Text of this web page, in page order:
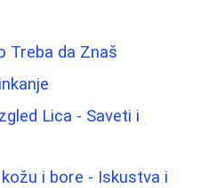
Treba da Znaš
Lica - Saveti i
i bore - Iskustva i